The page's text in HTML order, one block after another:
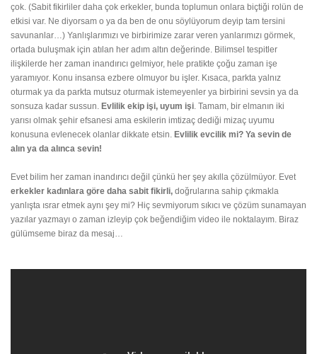
çok. (Sabit fikirliler daha çok erkekler, bunda toplumun onlara biçtiği rolün de
etkisi var. Ne diyorsam o ya da ben de onu söylüyorum deyip tam tersini
savunanlar…) Yanlışlarımızı ve birbirimize zarar veren yanlarımızı görmek,
ortada buluşmak için atılan her adım altın değerinde. Bilimsel tespitler
ilişkilerde her zaman inandırıcı gelmiyor, hele pratikte çoğu zaman işe
yaramıyor. Konu insansa ezbere olmuyor bu işler. Kısaca, parkta yalnız
oturmak ya da parkta mutsuz oturmak istemeyenler ya birbirini sevsin ya da
sonsuza kadar sussun. Evlilik ekip işi, uyum işi . Tamam, bir elmanın iki
yarısı olmak şehir efsanesi ama eskilerin imtizaç dediği mizaç uyumu
konusuna evlenecek olanlar dikkate etsin. Evlilik evcilik mi? Ya sevin de
alın ya da alınca sevin!
Evet bilim her zaman inandırıcı değil çünkü her şey akılla çözülmüyor. Evet
erkekler kadınlara göre daha sabit fikirli, doğrularına sahip çıkmakla
yanlışta ısrar etmek aynı şey mi? Hiç sevmiyorum sıkıcı ve çözüm sunamayan
yazılar yazmayı o zaman izleyip çok beğendiğim video ile noktalayım. Biraz
gülümseme biraz da mesaj…